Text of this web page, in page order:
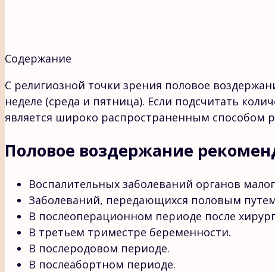
Содержание
С религиозной точки зрения половое
неделе (среда и пятница). Если подсчитать
является широко распространенным способом
Половое воздержание
Воспалительных заболеваний органов
Заболеваний, передающихся половым
В послеоперационном периоде после
В третьем триместре беременности.
В послеродовом периоде.
В послеабортном периоде.